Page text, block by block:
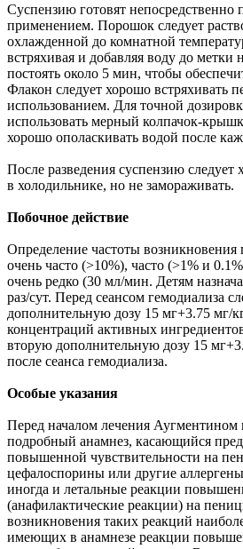
Суспензию готовят непосредственно
применением. Порошок следует
охлажденной до комнатной
встряхивая и добавляя воду до метки
постоять около 5 мин, чтобы
Флакон следует хорошо встряхивать
использованием. Для точной
использовать мерный колпачок-
хорошо ополаскивать водой после
После разведения суспензию следует
в холодильнике, но не замораживать.
Побочное действие
Определение частоты
очень часто (>10%), часто (>1% и
очень редко (30 мл/мин. Детям
раз/сут. Перед сеансом гемодиализа
дополнительную дозу 15 мг+3.75 мг/
концентраций активных
вторую дополнительную дозу 15
после сеанса гемодиализа.
Особые указания
Перед началом лечения Аугментином
подробный анамнез, касающийся
повышенной чувствительности на
цефалоспорины или другие
иногда и летальные реакции
(анафилактические реакции) на
возникновения таких реакций
имеющих в анамнезе реакции